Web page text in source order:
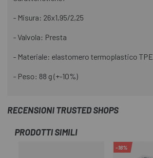
- Misura: 26x1,95/2,25
- Valvola: Presta
- Materiale: elastomero termoplastico TPE
- Peso: 88 g (+-10%)
RECENSIONI TRUSTED SHOPS
PRODOTTI SIMILI
-16%